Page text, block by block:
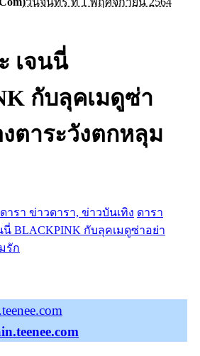
เจนนี่
กับลุคเมดูซ่า
ตาระวังตกหลุม
ารา ข่าวดารา, ข่าวบันเทิง ดารา
นี่ BLACKPINK กับลุคเมดูซ่าอย่า
รัก